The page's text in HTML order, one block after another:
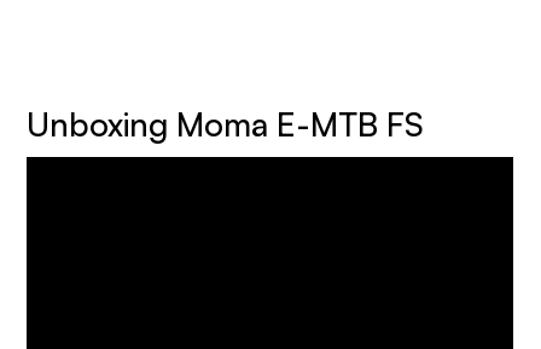
Unboxing Moma E-MTB FS